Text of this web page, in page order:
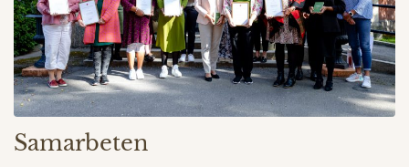
Samarbeten